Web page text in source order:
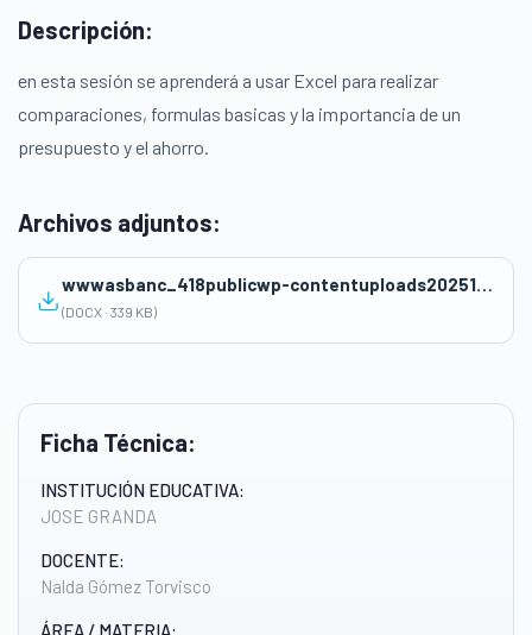
Ficha Técnica:
INSTITUCIÓN EDUCATIVA:
JOSE GRANDA
DOCENTE:
Nalda Gómez Torvisco
ÁREA / MATERIA:
Descripción:
en esta sesión se aprenderá a usar Excel para realizar
comparaciones, formulas basicas y la importancia de un
presupuesto y el ahorro.
Archivos adjuntos:
wwwasbanc_418publicwp-contentuploads202510SESION-DE-APRENDIZAJE-No-1-y-guia-de-aprendizaje.docx
(DOCX · 339 KB)